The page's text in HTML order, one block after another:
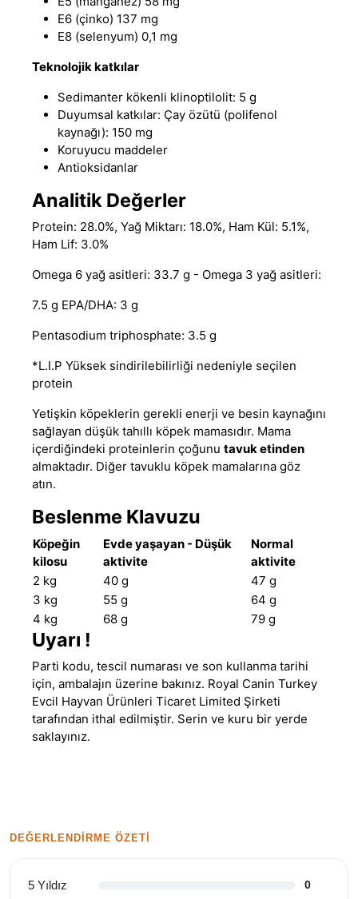
E6 (çinko) 137 mg
E8 (selenyum) 0,1 mg
Teknolojik katkılar
Sedimanter kökenli klinoptilolit: 5 g
Duyumsal katkılar: Çay özütü (polifenol
kaynağı): 150 mg
Koruyucu maddeler
Antioksidanlar
Analitik Değerler
Protein: 28.0%, Yağ Miktarı: 18.0%, Ham Kül: 5.1%,
Ham Lif: 3.0%
Omega 6 yağ asitleri: 33.7 g - Omega 3 yağ asitleri:
7.5 g EPA/DHA: 3 g
Pentasodium triphosphate: 3.5 g
*L.I.P Yüksek sindirilebilirliği nedeniyle seçilen
protein
Yetişkin köpeklerin gerekli enerji ve besin kaynağını
sağlayan düşük tahıllı köpek mamasıdır. Mama
içerdiğindeki proteinlerin çoğunu tavuk etinden
almaktadır. Diğer tavuklu köpek mamalarına göz
atın.
Beslenme Klavuzu
Köpeğin
kilosu
Evde yaşayan - Düşük
aktivite
Normal
aktivite
2 kg
40 g
47 g
3 kg
55 g
64 g
4 kg
68 g 79 g
Uyarı !
Parti kodu, tescil numarası ve son kullanma tarihi
için, ambalajın üzerine bakınız. Royal Canin Turkey
Evcil Hayvan Ürünleri Ticaret Limited Şirketi
tarafından ithal edilmiştir. Serin ve kuru bir yerde
saklayınız.
DEĞERLENDIRME ÖZETI
5 Yıldız 0